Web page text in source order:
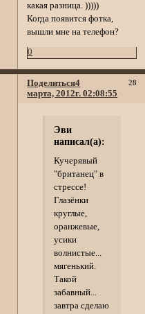
какая разница. )))))
Когда появится фотка,
вышли мне на телефон?
0
Поделиться 28
4
марта, 2012г. 02:08:55
Эви
написал(а):
Кучерявый
"британец" в
стрессе!
Глазёнки
круглые,
оранжевые,
усики
волнистые...
мягенький.
Такой
забавный...
завтра сделаю